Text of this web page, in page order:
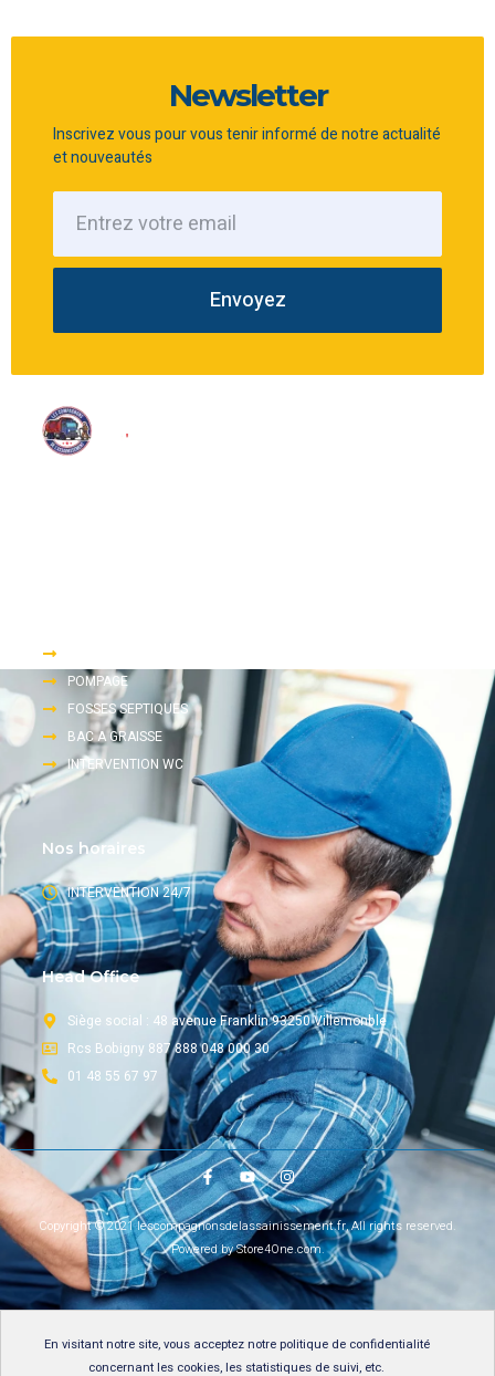
En visitant notre site, vous acceptez notre politique de confidentialité
concernant les cookies, les statistiques de suivi, etc.
Newsletter
Inscrivez vous pour vous tenir informé de notre actualité
et nouveautés
Envoyez
POMPAGE
FOSSES SEPTIQUES
BAC A GRAISSE
INTERVENTION WC
Nos horaires
INTERVENTION 24/7
Head Office
Siège social : 48 avenue Franklin 93250 Villemonble
Rcs Bobigny 887 888 048 000 30
01 48 55 67 97
Copyright © 2021 lescompagnonsdelassainissement.fr, All rights reserved.
Powered by Store4One.com.